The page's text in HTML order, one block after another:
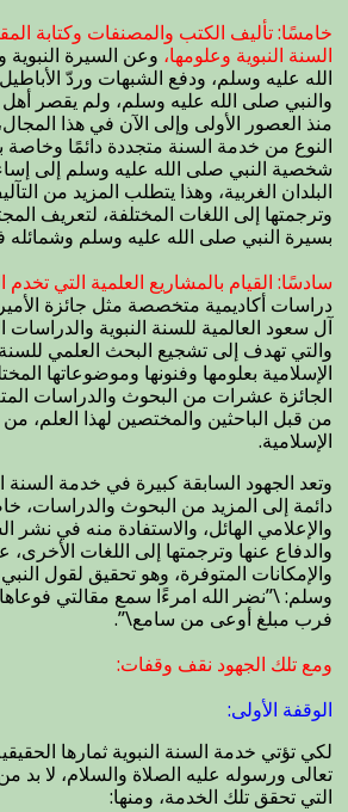
خامسًا: تأليف الكتب والمصنفات وكتابة
السنة النبوية وعلومها، وعن السيرة
الله عليه وسلم، ودفع الشبهات وردّ
والنبي صلى الله عليه وسلم، ولم يقصر أهل
منذ العصور الأولى وإلى الآن في هذا
النوع من خدمة السنة متجددة دائمًا
شخصية النبي صلى الله عليه وسلم إلى
البلدان الغربية، وهذا يتطلب المزيد من
وترجمتها إلى اللغات المختلفة، لتعريف
بسيرة النبي صلى الله عليه وسلم
سادسًا: القيام بالمشاريع العلمية التي تخدم
دراسات أكاديمية متخصصة مثل جائزة
آل سعود العالمية للسنة النبوية والدراسات
والتي تهدف إلى تشجيع البحث العلمي للسنة
الإسلامية بعلومها وفنونها وموضوعاتها
الجائزة عشرات من البحوث والدراسات
من قبل الباحثين والمختصين لهذا العلم،
الإسلامية.
وتعد الجهود السابقة كبيرة في خدمة السنة
دائمة إلى المزيد من البحوث والدراسات،
والإعلامي الهائل، والاستفادة منه في نشر
والدفاع عنها وترجمتها إلى اللغات الأخرى،
والإمكانات المتوفرة، وهو تحقيق لقول
وسلم: \”نضر الله امرءًا سمع مقالتي
فرب مبلغ أوعى من سامع\”.
ومع تلك الجهود نقف وقفات:
الوقفة الأولى:
لكي تؤتي خدمة السنة النبوية ثمارها
تعالى ورسوله عليه الصلاة والسلام، لا
التي تحقق تلك الخدمة، ومنها: